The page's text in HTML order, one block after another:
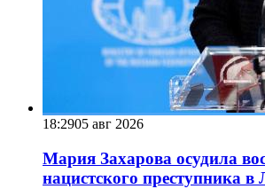
18:2905 авг 2026
Мария Захарова осудила
нацистского преступника в